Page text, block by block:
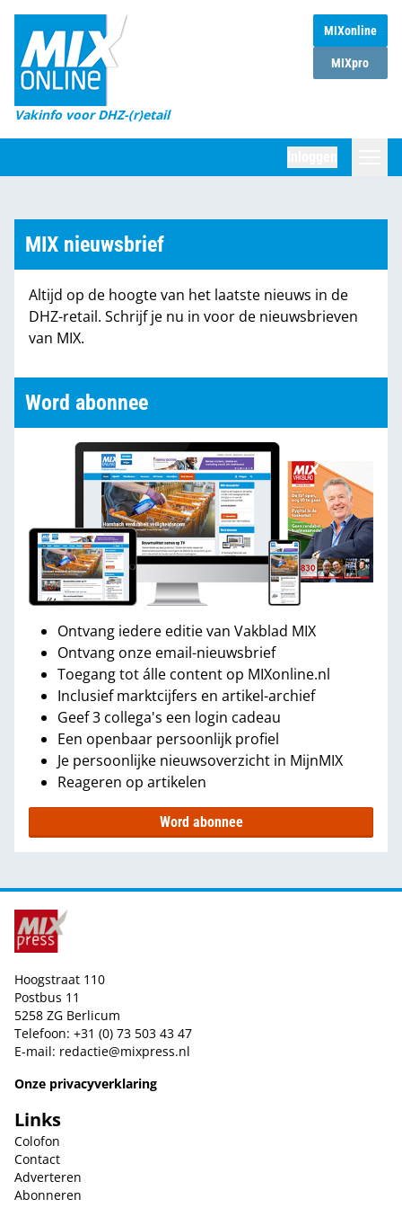
MIXonline
MIXpro
Vakinfo voor DHZ-(r)etail
Home
Magazines
DHZ Sessie
Marktcijfers
Partners
MIX nieuwsbrief
Altijd op de hoogte van het laatste nieuws in de
DHZ-retail. Schrijf je nu in voor de nieuwsbrieven
van MIX.
Word abonnee
Ontvang iedere editie van Vakblad MIX
Ontvang onze email-nieuwsbrief
Toegang tot álle content op MIXonline.nl
Inclusief marktcijfers en artikel-archief
Geef 3 collega's een login cadeau
Een openbaar persoonlijk profiel
Je persoonlijke nieuwsoverzicht in MijnMIX
Reageren op artikelen
Word abonnee
Hoogstraat 110
Postbus 11
5258 ZG Berlicum
Telefoon: +31 (0) 73 503 43 47
E-mail: redactie@mixpress.nl
Onze privacyverklaring
Links
Colofon
Contact
Adverteren
Abonneren